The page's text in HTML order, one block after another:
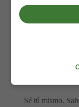
Nacionalidades:
Duración: 90
Guion: Seth
Sé tú mismo.